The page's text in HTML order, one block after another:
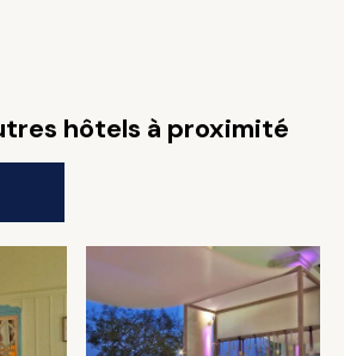
hôtels à proximité